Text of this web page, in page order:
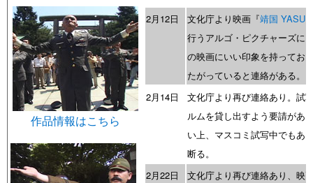
作品情報はこちら
2月12日 文化庁より映画『靖国
行うアルゴ・ピクチャーズに
の映画にいい印象を持ってお
たがっていると連絡がある。
2月14日
文化庁より再び連絡あり。試
ルムを貸し出すよう要請があ
い上、マスコミ試写中でもあ
断る。
2月22日
文化庁より再び連絡あり、映